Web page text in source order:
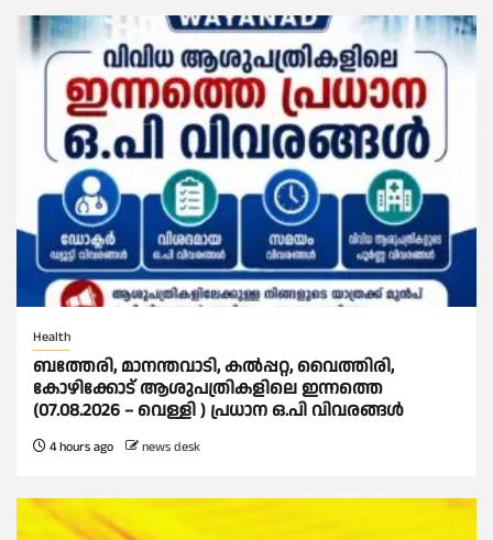
Health
ബത്തേരി, മാനന്തവാടി, കൽപ്പറ്റ, വൈത്തിരി,
കോഴിക്കോട് ആശുപത്രികളിലെ ഇന്നത്തെ
(07.08.2026 – വെള്ളി ) പ്രധാന ഒ.പി വിവരങ്ങൾ
4 hours ago news desk